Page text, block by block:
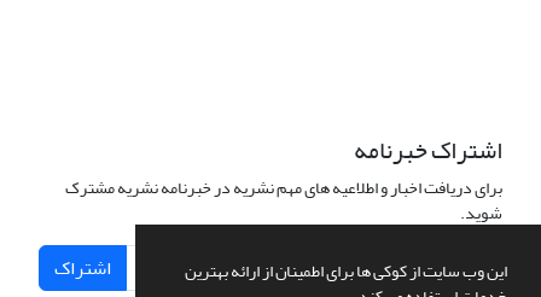
این وب سایت از کوکی ها برای اطمینان از ارائه بهترین
اشتراک خبرنامه
برای دریافت اخبار و اطلاعیه های مهم نشریه در خبرنامه نشریه مشترک
شوید.
اشتراک